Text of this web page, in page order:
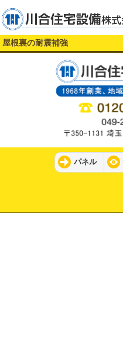
屋根裏の耐震補強
パネル